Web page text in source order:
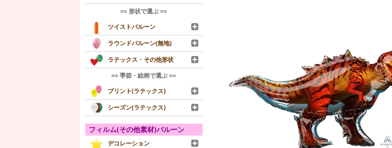
== 形状で選ぶ ==
ツイストバルーン
ラウンドバルーン(無地)
ラテックス・その他形状
== 季節・絵柄で選ぶ ==
プリント(ラテックス)
シーズン(ラテックス)
フィルム(その他素材)バルーン
デコレーション